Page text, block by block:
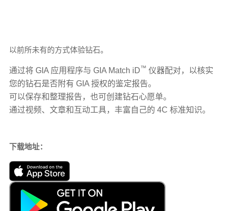
以前所未有的方式体验钻石。
通过将 GIA 应用程序与 GIA Match iD™ 仪器配对，以核实
您的钻石是否附有 GIA 授权的鉴定报告。
可以保存和整理报告，也可创建钻石心愿单。
通过视频、文章和互动工具，丰富自己的 4C 标准知识。
下载地址：